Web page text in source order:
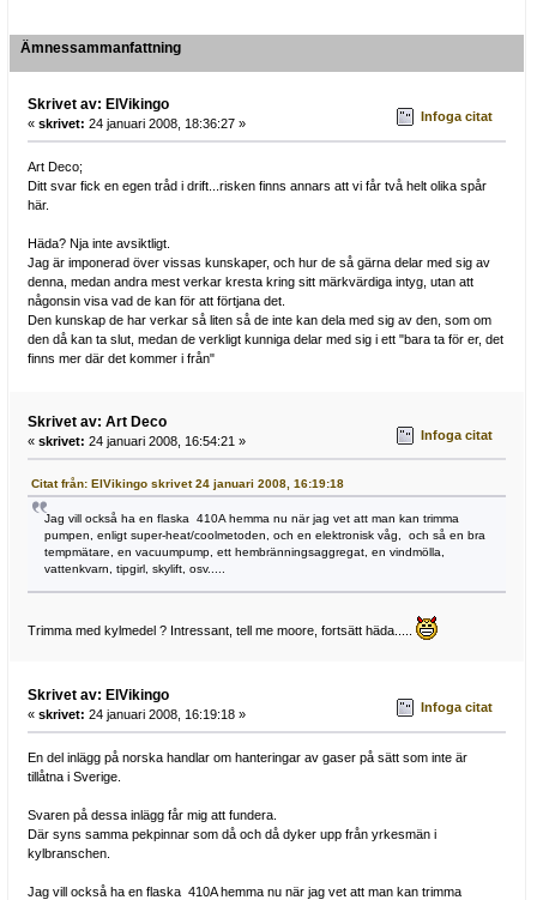
Ämnessammanfattning
Skrivet av: ElVikingo
« skrivet: 24 januari 2008, 18:36:27 » Infoga citat
Art Deco;
Ditt svar fick en egen tråd i drift...risken finns annars att vi får två helt olika spår
här.
Häda? Nja inte avsiktligt.
Jag är imponerad över vissas kunskaper, och hur de så gärna delar med sig av
denna, medan andra mest verkar kresta kring sitt märkvärdiga intyg, utan att
någonsin visa vad de kan för att förtjana det.
Den kunskap de har verkar så liten så de inte kan dela med sig av den, som om
den då kan ta slut, medan de verkligt kunniga delar med sig i ett "bara ta för er, det
finns mer där det kommer i från"
Skrivet av: Art Deco
« skrivet: 24 januari 2008, 16:54:21 » Infoga citat
Citat från: ElVikingo skrivet 24 januari 2008, 16:19:18
Jag vill också ha en flaska 410A hemma nu när jag vet att man kan trimma
pumpen, enligt super-heat/coolmetoden, och en elektronisk våg, och så en bra
tempmätare, en vacuumpump, ett hembränningsaggregat, en vindmölla,
vattenkvarn, tipgirl, skylift, osv.....
Trimma med kylmedel ? Intressant, tell me moore, fortsätt häda.....
Skrivet av: ElVikingo
« skrivet: 24 januari 2008, 16:19:18 » Infoga citat
En del inlägg på norska handlar om hanteringar av gaser på sätt som inte är
tillåtna i Sverige.
Svaren på dessa inlägg får mig att fundera.
Där syns samma pekpinnar som då och då dyker upp från yrkesmän i
kylbranschen.
Jag vill också ha en flaska 410A hemma nu när jag vet att man kan trimma